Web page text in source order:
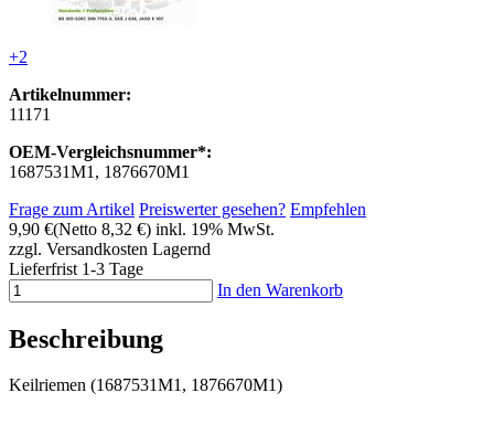
+2
Artikelnummer:
11171
OEM-Vergleichsnummer*:
1687531M1, 1876670M1
Frage zum Artikel Preiswerter gesehen? Empfehlen
9,90 €(Netto 8,32 €) inkl. 19% MwSt.
zzgl. Versandkosten Lagernd
Lieferfrist 1-3 Tage
In den Warenkorb
Beschreibung
Keilriemen (1687531M1, 1876670M1)